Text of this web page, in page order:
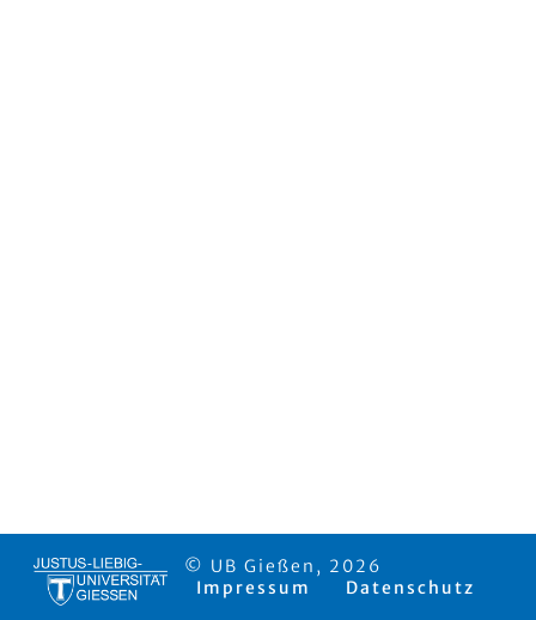
© UB Gießen, 2026
Impressum
Datenschutz